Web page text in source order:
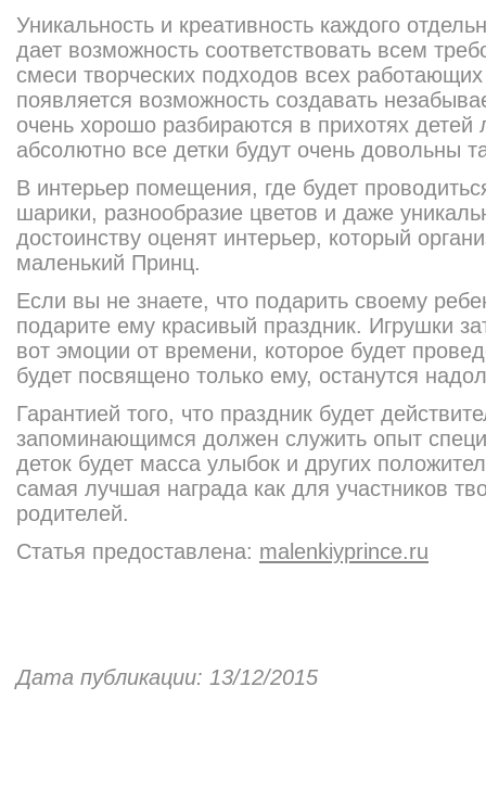
Уникальность и креативность каждого
дает возможность соответствовать всем
смеси творческих подходов всех
появляется возможность создавать
очень хорошо разбираются в прихотях детей
абсолютно все детки будут очень довольны
В интерьер помещения, где будет
шарики, разнообразие цветов и даже
достоинству оценят интерьер, который
маленький Принц.
Если вы не знаете, что подарить своему
подарите ему красивый праздник. Игрушки
вот эмоции от времени, которое будет
будет посвящено только ему, останутся
Гарантией того, что праздник будет
запоминающимся должен служить опыт
деток будет масса улыбок и других
самая лучшая награда как для участников
родителей.
Статья предоставлена: malenkiyprince.ru
Дата публикации: 13/12/2015